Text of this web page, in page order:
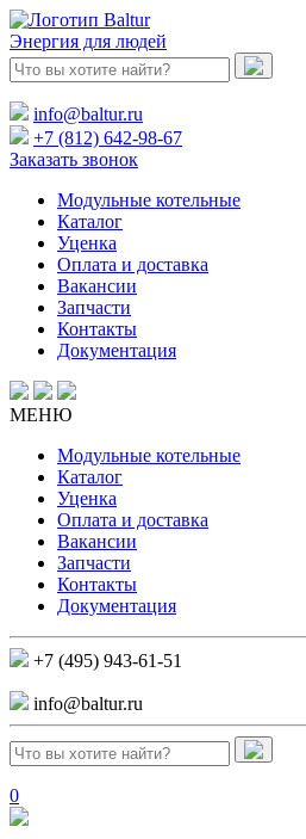
Энергия для людей
info@baltur.ru
+7 (812) 642-98-67
Заказать звонок
Модульные котельные
Каталог
Уценка
Оплата и доставка
Вакансии
Запчасти
Контакты
Документация
МЕНЮ
Модульные котельные
Каталог
Уценка
Оплата и доставка
Вакансии
Запчасти
Контакты
Документация
+7 (495) 943-61-51
info@baltur.ru
0